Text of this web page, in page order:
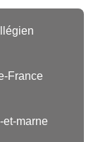
France
et-marne